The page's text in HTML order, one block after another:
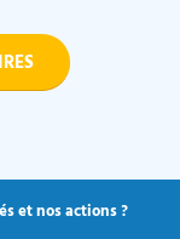
et nos actions ?